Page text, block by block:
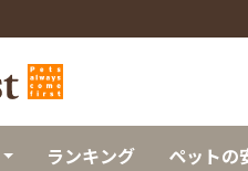
ランキング ペットの